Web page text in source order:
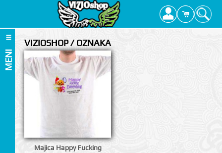
MENI
VIZIOSHOP / OZNAKA
Majica Happy Fucking